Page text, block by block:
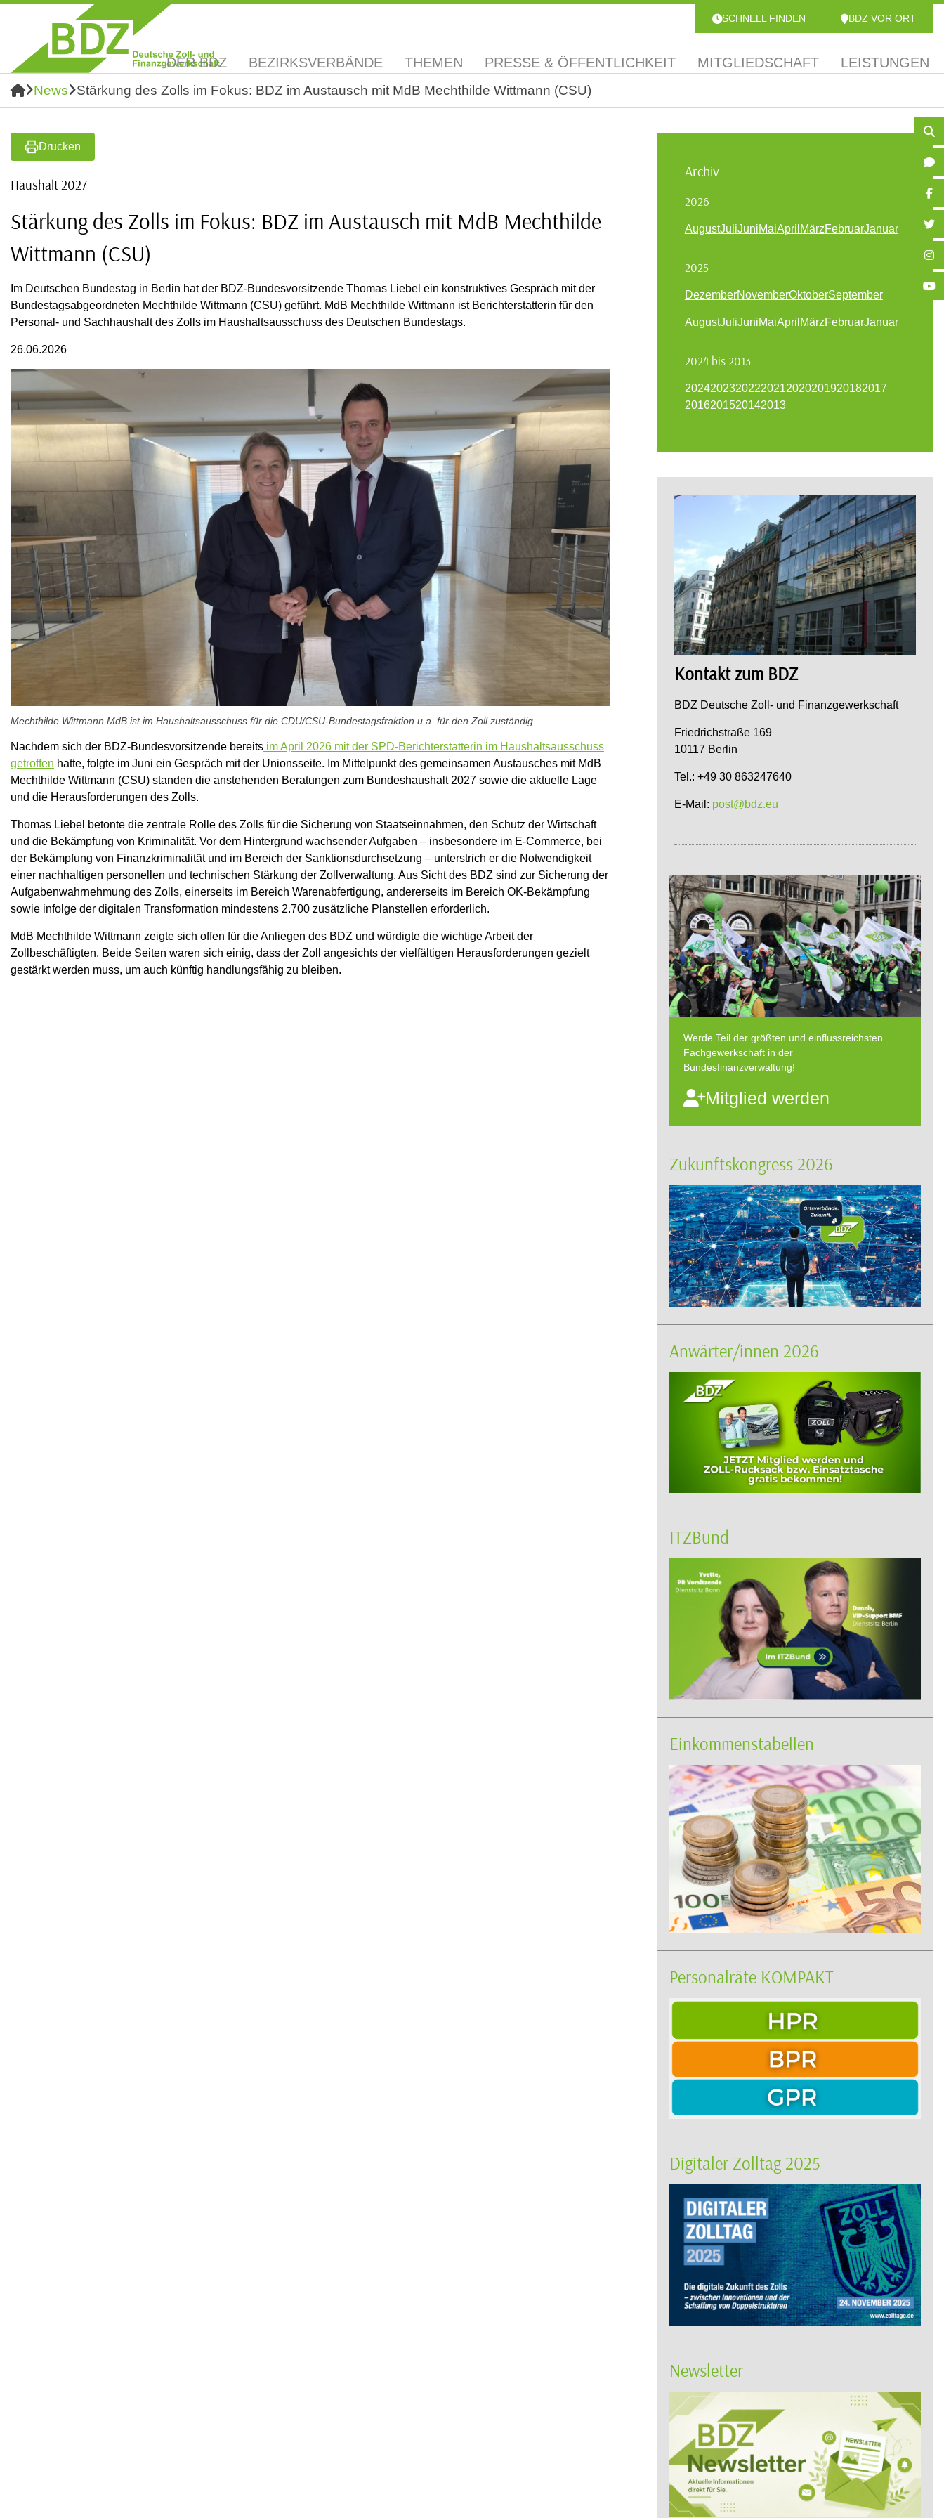
SCHNELL FINDEN BDZ VOR ORT
DER BDZ BEZIRKSVERBÄNDE THEMEN PRESSE & ÖFFENTLICHKEIT MITGLIEDSCHAFT LEISTUNGEN
News Stärkung des Zolls im Fokus: BDZ im Austausch mit MdB Mechthilde Wittmann (CSU)
Drucken
Haushalt 2027
Stärkung des Zolls im Fokus: BDZ im Austausch mit MdB Mechthilde
Wittmann (CSU)
Im Deutschen Bundestag in Berlin hat der BDZ-Bundesvorsitzende Thomas Liebel ein konstruktives Gespräch mit der
Bundestagsabgeordneten Mechthilde Wittmann (CSU) geführt. MdB Mechthilde Wittmann ist Berichterstatterin für den
Personal- und Sachhaushalt des Zolls im Haushaltsausschuss des Deutschen Bundestags.
26.06.2026
Mechthilde Wittmann MdB ist im Haushaltsausschuss für die CDU/CSU-Bundestagsfraktion u.a. für den Zoll zuständig.
Nachdem sich der BDZ-Bundesvorsitzende bereits im April 2026 mit der SPD-Berichterstatterin im Haushaltsausschuss
getroffen hatte, folgte im Juni ein Gespräch mit der Unionsseite. Im Mittelpunkt des gemeinsamen Austausches mit MdB
Mechthilde Wittmann (CSU) standen die anstehenden Beratungen zum Bundeshaushalt 2027 sowie die aktuelle Lage
und die Herausforderungen des Zolls.
Thomas Liebel betonte die zentrale Rolle des Zolls für die Sicherung von Staatseinnahmen, den Schutz der Wirtschaft
und die Bekämpfung von Kriminalität. Vor dem Hintergrund wachsender Aufgaben – insbesondere im E-Commerce, bei
der Bekämpfung von Finanzkriminalität und im Bereich der Sanktionsdurchsetzung – unterstrich er die Notwendigkeit
einer nachhaltigen personellen und technischen Stärkung der Zollverwaltung. Aus Sicht des BDZ sind zur Sicherung der
Aufgabenwahrnehmung des Zolls, einerseits im Bereich Warenabfertigung, andererseits im Bereich OK-Bekämpfung
sowie infolge der digitalen Transformation mindestens 2.700 zusätzliche Planstellen erforderlich.
MdB Mechthilde Wittmann zeigte sich offen für die Anliegen des BDZ und würdigte die wichtige Arbeit der
Zollbeschäftigten. Beide Seiten waren sich einig, dass der Zoll angesichts der vielfältigen Herausforderungen gezielt
gestärkt werden muss, um auch künftig handlungsfähig zu bleiben.
Archiv
2026
AugustJuliJuniMaiApril MärzFebruarJanuar
2025
DezemberNovemberOktoberSeptember
AugustJuliJuniMaiApril MärzFebruarJanuar
2024 bis 2013
20242023202220212020201920182017
2016201520142013
Kontakt zum BDZ
BDZ Deutsche Zoll- und Finanzgewerkschaft
Friedrichstraße 169
10117 Berlin
Tel.: +49 30 863247640
E-Mail: post@bdz.eu
Werde Teil der größten und einflussreichsten
Fachgewerkschaft in der
Bundesfinanzverwaltung!
Mitglied werden
Zukunftskongress 2026
Anwärter/innen 2026
ITZBund
Einkommenstabellen
Personalräte KOMPAKT
Digitaler Zolltag 2025
Newsletter